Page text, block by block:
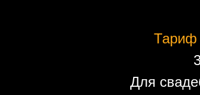
Тариф
Для